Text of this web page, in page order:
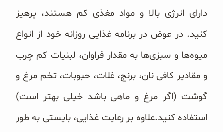
دارای انرژی بالا و مواد مغذی کم هستند، پرهیز
کنید. در عوض در برنامه غذایی روزانه خود از انواع
میوه‌ها و سبزی‌ها به مقدار فراوان، لبنیات کم چرب
و مقادیر کافی نان، برنج، غلات، حبوبات، تخم مرغ و
گوشت (اگر مرغ و ماهی باشد خیلی بهتر است)
استفاده کنید.علاوه بر رعایت غذایی، بایستی به طور